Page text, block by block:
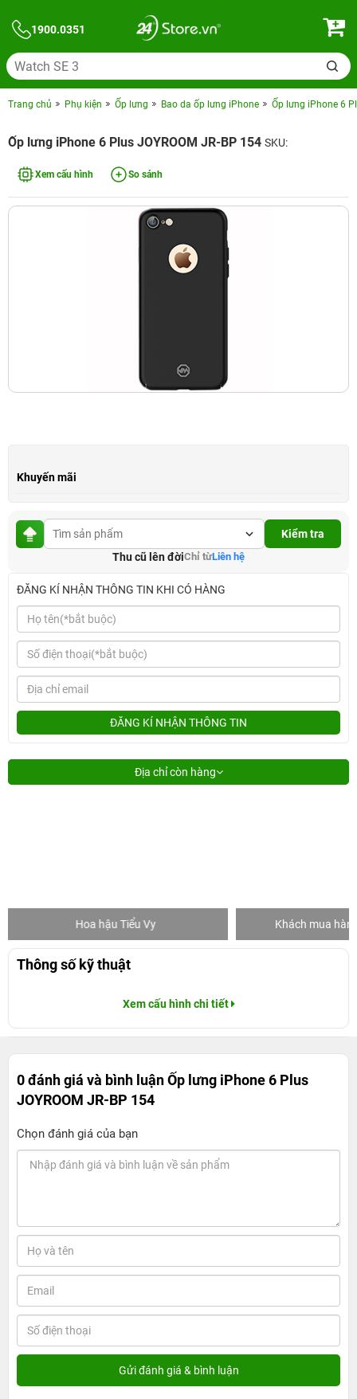
1900.0351
Trang chủ Phụ kiện Ốp lưng Bao da ốp lưng iPhone Ốp lưng iPhone 6
Ốp lưng iPhone 6 Plus JOYROOM JR-BP 154 SKU:
Xem cấu hình So sánh
Khuyến mãi
Kiểm tra
Thu cũ lên đờiChỉ từLiên hệ
ĐĂNG KÍ NHẬN THÔNG TIN KHI CÓ HÀNG
ĐĂNG KÍ NHẬN THÔNG TIN
Địa chỉ còn hàng
Khách mua hàng tại 24hStore
Thông số kỹ thuật
Xem cấu hình chi tiết
0 đánh giá và bình luậnỐp lưng iPhone 6 Plus
JOYROOM JR-BP 154
Chọn đánh giá của bạn